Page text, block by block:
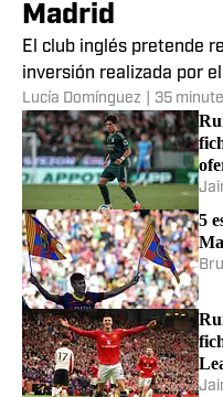
Madrid
El club inglés pretende
inversión realizada por
Lucía Domínguez 35
5